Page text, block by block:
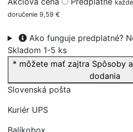
doručenie 9,59 €
Ako funguje predplatné?
Skladom 1-5 ks
* môžete mať zajtra Spôsoby
dodania
Slovenská pošta
Kuriér UPS